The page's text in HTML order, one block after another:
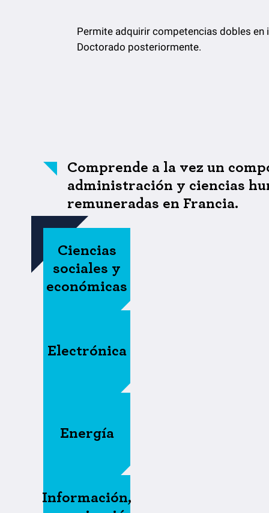
Permite adquirir competencias dobles en
Doctorado posteriormente.
Comprende a la vez un
administración y ciencias
remuneradas en Francia.
Ciencias
sociales y
económicas
Electrónica
Energía
Información,